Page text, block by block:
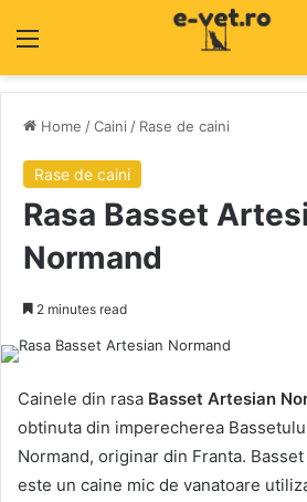
Home /Caini / Rase de caini
Rase de caini
Rasa Basset
Normand
2 minutes read
Cainele din rasa Basset Artesian
obtinuta din imperecherea
Normand, originar din Franta.
este un caine mic de vanatoare